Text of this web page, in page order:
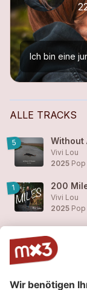
ALLE TRACKS
5 Without
Vivi Lou
2025 Pop
1 200
Vivi Lou
2025 Pop
Vivi Lou
2025
Vivi Lou